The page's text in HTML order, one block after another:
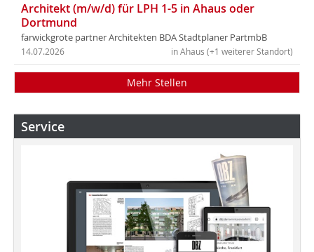
Architekt (m/w/d) für LPH 1-5 in Ahaus oder
Dortmund
farwickgrote partner Architekten BDA Stadtplaner PartmbB
in Ahaus (+1 weiterer Standort)
14.07.2026
Mehr Stellen
Service